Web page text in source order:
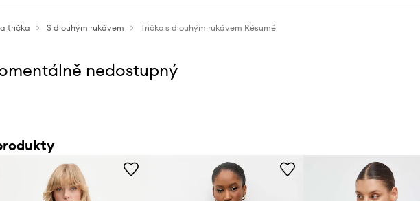
trička S dlouhým rukávem Tričko s dlouhým rukávem Résumé
nedostupný